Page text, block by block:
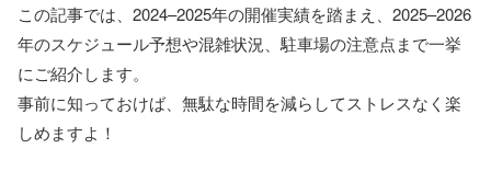
この記事では、2024–2025年の開催実績を踏まえ、2025–2026
年のスケジュール予想や混雑状況、駐車場の注意点まで一挙
にご紹介します。
事前に知っておけば、無駄な時間を減らしてストレスなく楽
しめますよ！